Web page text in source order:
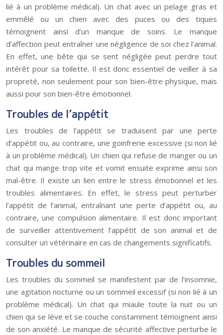
lié à un problème médical). Un chat avec un pelage gras et
emmêlé ou un chien avec des puces ou des tiques
témoignent ainsi d’un manque de soins. Le manque
d’affection peut entraîner une négligence de soi chez l’animal.
En effet, une bête qui se sent négligée peut perdre tout
intérêt pour sa toilette. Il est donc essentiel de veiller à sa
propreté, non seulement pour son bien-être physique, mais
aussi pour son bien-être émotionnel.
Troubles de l’appétit
Les troubles de l’appétit se traduisent par une perte
d’appétit ou, au contraire, une goinfrerie excessive (si non lié
à un problème médical). Un chien qui refuse de manger ou un
chat qui mange trop vite et vomit ensuite exprime ainsi son
mal-être. Il existe un lien entre le stress émotionnel et les
troubles alimentaires. En effet, le stress peut perturber
l’appétit de l’animal, entraînant une perte d’appétit ou, au
contraire, une compulsion alimentaire. Il est donc important
de surveiller attentivement l’appétit de son animal et de
consulter un vétérinaire en cas de changements significatifs.
Troubles du sommeil
Les troubles du sommeil se manifestent par de l’insomnie,
une agitation nocturne ou un sommeil excessif (si non lié à un
problème médical). Un chat qui miaule toute la nuit ou un
chien qui se lève et se couche constamment témoignent ainsi
de son anxiété. Le manque de sécurité affective perturbe le